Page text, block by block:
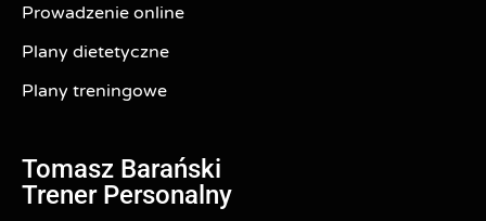
Prowadzenie online
Plany dietetyczne
Plany treningowe
Tomasz Barański
Trener Personalny